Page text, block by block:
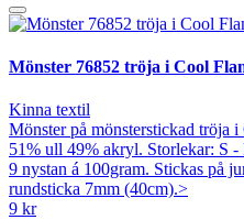
Mönster 76852 tröja i Cool
Kinna textil
Mönster på mönsterstickad tröja
51% ull 49% akryl. Storlekar: S
9 nystan á 100gram. Stickas på
rundsticka 7mm (40cm).>
9 kr